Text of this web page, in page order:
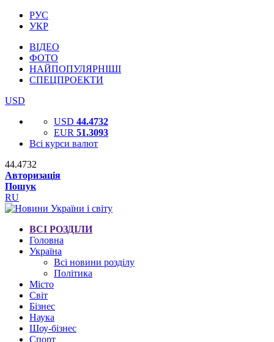
РУС
УКР
ВІДЕО
ФОТО
НАЙПОПУЛЯРНІШІ
СПЕЦПРОЕКТИ
USD
USD 44.4732
EUR 51.3093
Всі курси валют
44.4732
Авторизація
Пошук
RU
ВСІ РОЗДІЛИ
Головна
Україна
Всі новини розділу
Політика
Місто
Світ
Бізнес
Наука
Шоу-бізнес
Спорт